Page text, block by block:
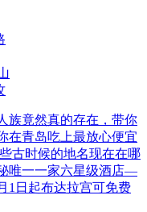
族竟然真的存在，带你
在青岛吃上最放心便宜
古时候的地名现在在哪
唯一一家六星级酒店—
1日起布达拉宫可免费